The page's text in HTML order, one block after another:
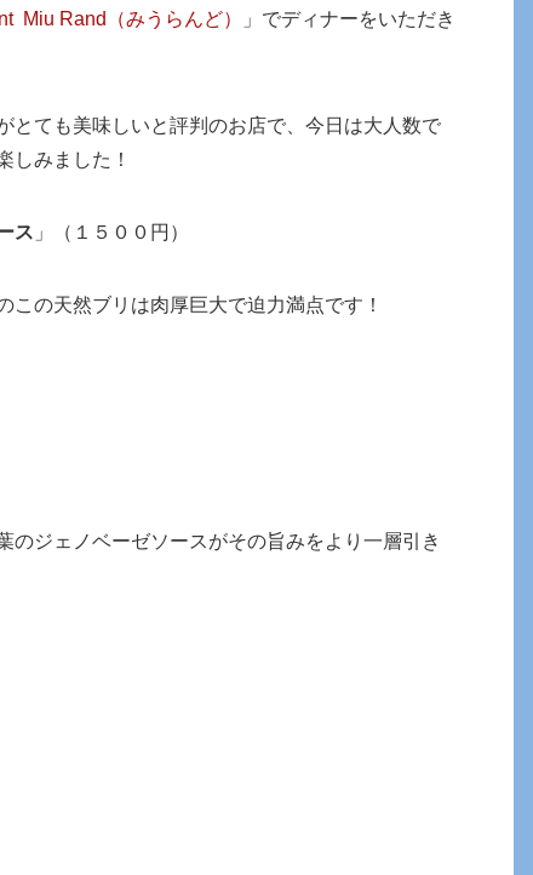
Miu Rand（みうらんど）
」でディナーをいただき
とても美味しいと評判のお店で、今日は大人数で
しみました！
ス 」（１５００円）
の天然ブリは肉厚巨大で迫力満点です！
ジェノベーゼソースがその旨みをより一層引き